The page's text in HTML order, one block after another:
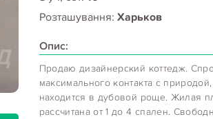
Розташування: Харьков
Опис:
Продаю дизайнерский коттедж.
максимального контакта с природой,
находится в дубовой роще. Жилая
рассчитана от 1 до 4 спален.